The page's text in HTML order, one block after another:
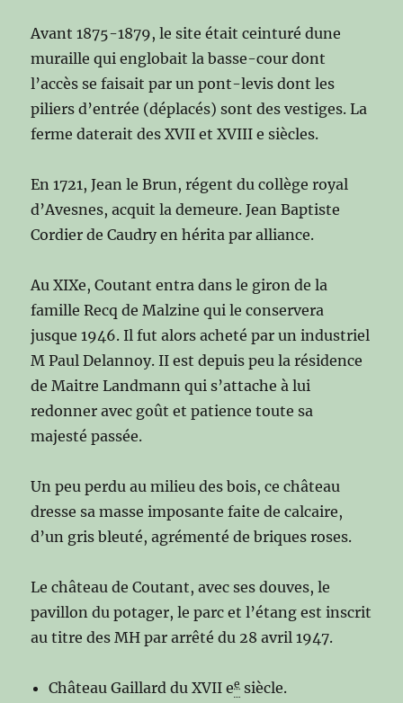
Avant 1875-1879, le site était ceinturé dune
muraille qui englobait la basse-cour dont
l’accès se faisait par un pont-levis dont les
piliers d’entrée (déplacés) sont des vestiges. La
ferme daterait des XVII et XVIII e siècles.
En 1721, Jean le Brun, régent du collège royal
d’Avesnes, acquit la demeure. Jean Baptiste
Cordier de Caudry en hérita par alliance.
Au XIXe, Coutant entra dans le giron de la
famille Recq de Malzine qui le conservera
jusque 1946. Il fut alors acheté par un industriel
M Paul Delannoy. II est depuis peu la résidence
de Maitre Landmann qui s’attache à lui
redonner avec goût et patience toute sa
majesté passée.
Un peu perdu au milieu des bois, ce château
dresse sa masse imposante faite de calcaire,
d’un gris bleuté, agrémenté de briques roses.
Le château de Coutant, avec ses douves, le
pavillon du potager, le parc et l’étang est inscrit
au titre des MH par arrêté du 28 avril 1947.
Château Gaillard du XVII ee siècle.